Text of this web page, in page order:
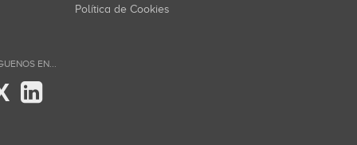
Política de Cookies
EN...